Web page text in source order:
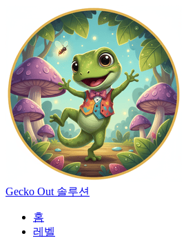
Gecko Out 솔루션
홈
레벨